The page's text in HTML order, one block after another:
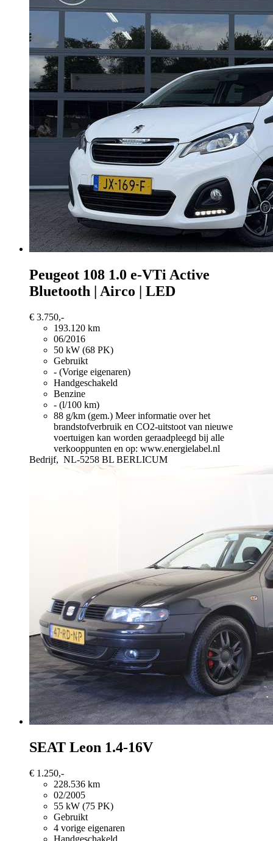
Peugeot 108 1.0 e-VTi Active
Bluetooth | Airco | LED
€ 3.750,-
193.120 km
06/2016
50 kW (68 PK)
Gebruikt
- (Vorige eigenaren)
Handgeschakeld
Benzine
- (l/100 km)
88 g/km (gem.) Meer informatie over het
brandstofverbruik en CO2-uitstoot van nieuwe
voertuigen kan worden geraadpleegd bij alle
verkooppunten en op: www.energielabel.nl
Bedrijf, NL-5258 BL BERLICUM
SEAT Leon 1.4-16V
€ 1.250,-
228.536 km
02/2005
55 kW (75 PK)
Gebruikt
4 vorige eigenaren
Handgeschakeld